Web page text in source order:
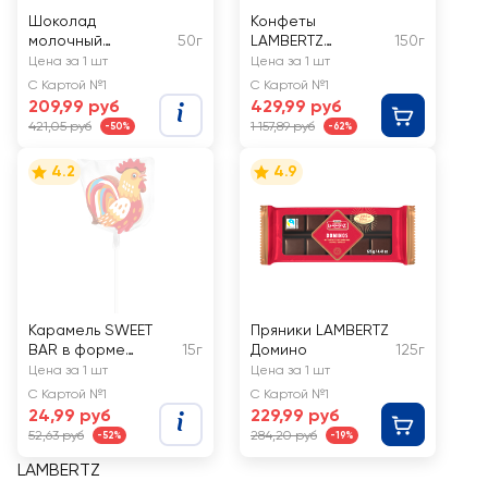
Шоколад
молочный
LINDT&SPRUNGLI
Маленький
цыпленок
50г
Цена за 1 шт
С Картой №1
209,99 руб
421,05 руб -50%
Конфеты
LAMBERTZ
Lambertini
Peanuts, пралине
150г
Цена за 1 шт
С Картой №1
429,99 руб
1 157,89 руб -62%
4.2
Карамель SWEET
BAR в форме
кулича и петушка,
на палочке
15г
Цена за 1 шт
С Картой №1
24,99 руб
52,63 руб -52%
4.9
Пряники LAMBERTZ
Домино
125г
Цена за 1 шт
С Картой №1
229,99 руб
284,20 руб -19%
LAMBERTZ